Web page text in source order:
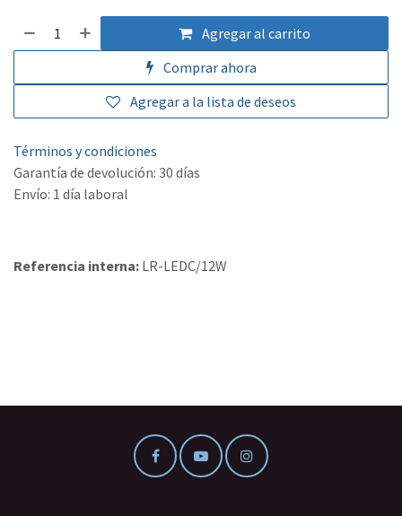
Agregar al carrito
Comprar ahora
Agregar a la lista de deseos
Términos y condiciones
Garantía de devolución: 30 días
Envío: 1 día laboral
Referencia interna: LR-LEDC/12W